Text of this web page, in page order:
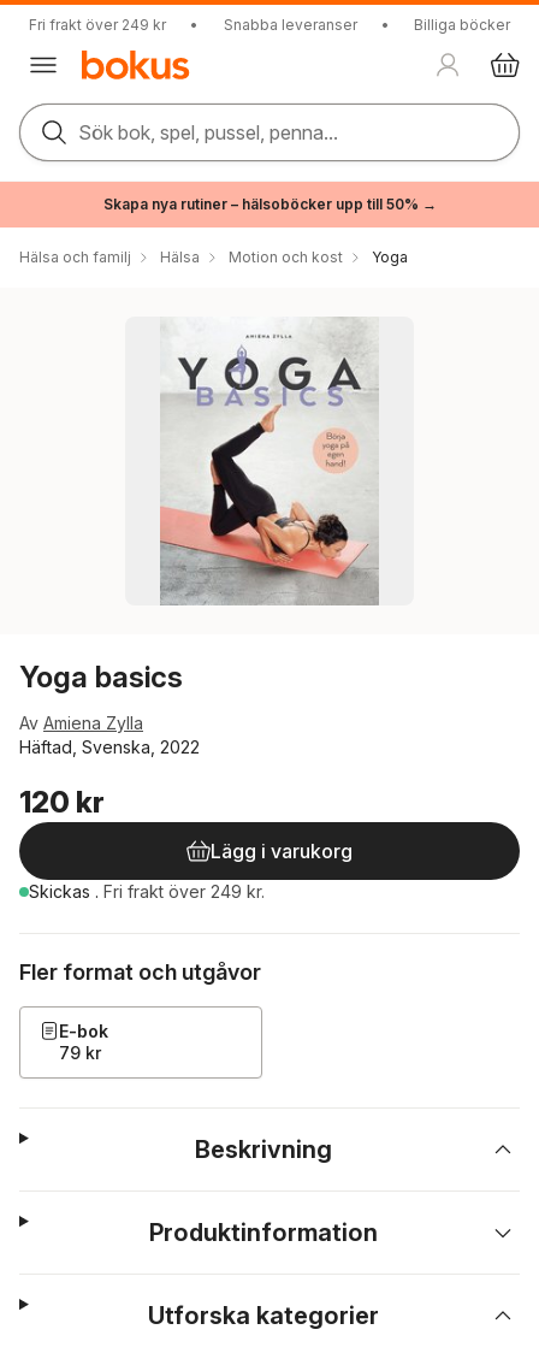
Fri frakt över 249 kr • Snabba leveranser • Billiga böcker
Sök bok, spel, pussel, penna...
Skapa nya rutiner – hälsoböcker upp till 50% →
Hälsa och familj Hälsa Motion och kost Yoga
Yoga basics
Av Amiena Zylla
Häftad, Svenska, 2022
120 kr
Lägg i varukorg
Skickas . Fri frakt över 249 kr.
Fler format och utgåvor
E-bok
79 kr
Beskrivning
Produktinformation
Utforska kategorier